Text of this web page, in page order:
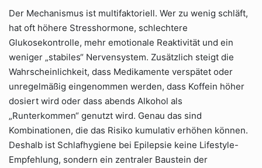
Der Mechanismus ist multifaktoriell. Wer zu wenig schläft,
hat oft höhere Stresshormone, schlechtere
Glukosekontrolle, mehr emotionale Reaktivität und ein
weniger „stabiles“ Nervensystem. Zusätzlich steigt die
Wahrscheinlichkeit, dass Medikamente verspätet oder
unregelmäßig eingenommen werden, dass Koffein höher
dosiert wird oder dass abends Alkohol als
„Runterkommen“ genutzt wird. Genau das sind
Kombinationen, die das Risiko kumulativ erhöhen können.
Deshalb ist Schlafhygiene bei Epilepsie keine Lifestyle-
Empfehlung, sondern ein zentraler Baustein der